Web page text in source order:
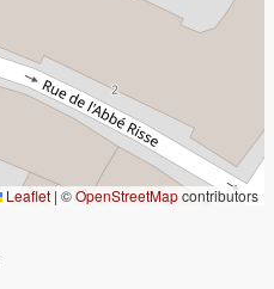
Leaflet | ©OpenStreetMapcontributors